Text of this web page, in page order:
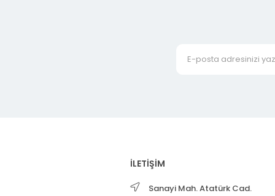
İLETİŞİM
Sanayi Mah. Atatürk Cad.